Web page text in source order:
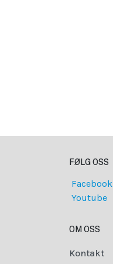
FØLG OSS
Facebook
Youtube
OM OSS
Kontakt